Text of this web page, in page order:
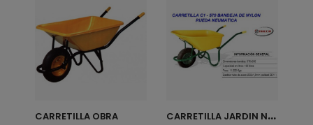
CARRETILLA OBRA C
ARRETILLA JARDIN NYLON